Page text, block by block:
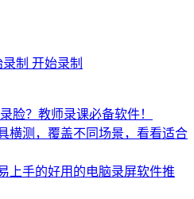
开始录制
脸？教师录课必备软件！
横测，覆盖不同场景，看看适合
上手的好用的电脑录屏软件推